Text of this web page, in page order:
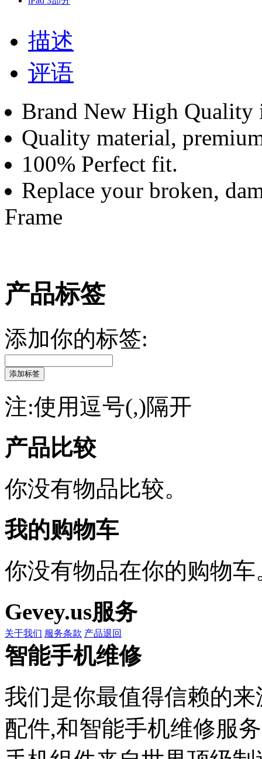
描述
评语
Brand New High Quality
Quality material,
100% Perfect fit.
Replace your broken,
Frame
产品标签
添加你的标签:
添加标签
注:使用逗号(,)隔开
产品比较
你没有物品比较。
我的购物车
你没有物品在你的购物车
Gevey.us服务
关于我们 服务条款 产品退回
智能手机维修
我们是你最值得信赖的
配件,和智能手机维修服